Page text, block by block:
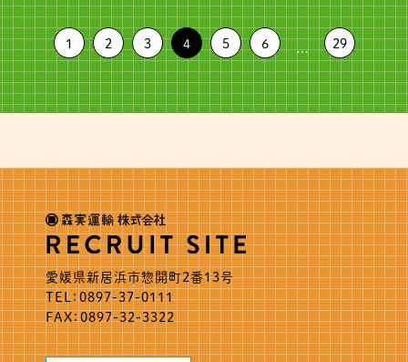
1 2 3 4 5 6
…
29
愛媛県新居浜市惣開町2番13号
TEL：0897-37-0111
FAX：0897-32-3322